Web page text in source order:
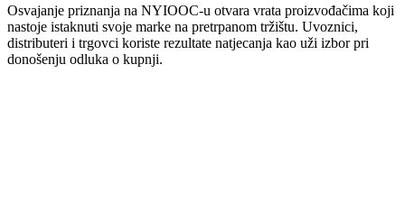
Osvajanje priznanja na NYIOOC-u otvara vrata proizvođačima koji
nastoje istaknuti svoje marke na pretrpanom tržištu. Uvoznici,
distributeri i trgovci koriste rezultate natjecanja kao uži izbor pri
donošenju odluka o kupnji.